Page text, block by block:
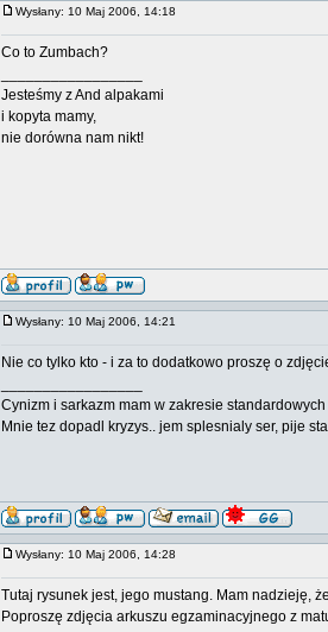
Wysłany: 10 Maj 2006, 14:18
Co to Zumbach?
Jesteśmy z And alpakami
i kopyta mamy,
nie dorówna nam nikt!
Wysłany: 10 Maj 2006, 14:21
Nie co tylko kto - i za to dodatkowo proszę o
Cynizm i sarkazm mam w zakresie
Mnie tez dopadl kryzys.. jem splesnialy ser, pije
Wysłany: 10 Maj 2006, 14:28
Tutaj rysunek jest, jego mustang. Mam nadzieję,
Poproszę zdjęcia arkuszu egzaminacyjnego z